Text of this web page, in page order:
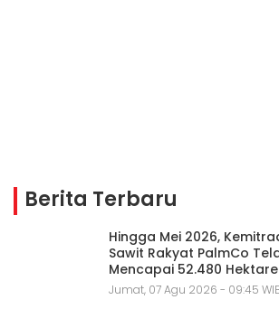
Berita Terbaru
Hingga Mei 2026,
Sawit Rakyat PalmCo
Mencapai 52.480 Hektare
Jumat, 07 Agu 2026 - 09:45